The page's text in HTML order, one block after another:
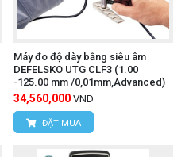
Máy đo độ dày bằng siêu âm
DEFELSKO UTG CLF3 (1.00
-125.00 mm /0,01mm,Advanced)
34,560,000 VND
ĐẶT MUA